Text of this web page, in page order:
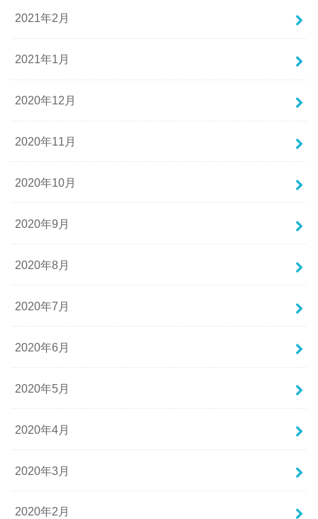
2021年2月
2021年1月
2020年12月
2020年11月
2020年10月
2020年9月
2020年8月
2020年7月
2020年6月
2020年5月
2020年4月
2020年3月
2020年2月